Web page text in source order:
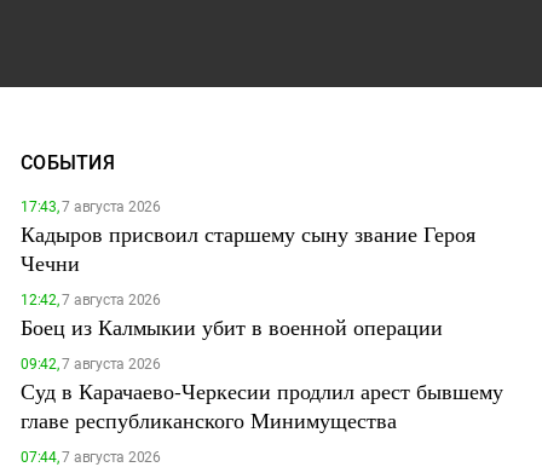
СОБЫТИЯ
17:43,7 августа 2026
Кадыров присвоил старшему сыну звание Героя
Чечни
12:42,7 августа 2026
Боец из Калмыкии убит в военной операции
09:42,7 августа 2026
Суд в Карачаево-Черкесии продлил арест бывшему
главе республиканского Минимущества
07:44,7 августа 2026